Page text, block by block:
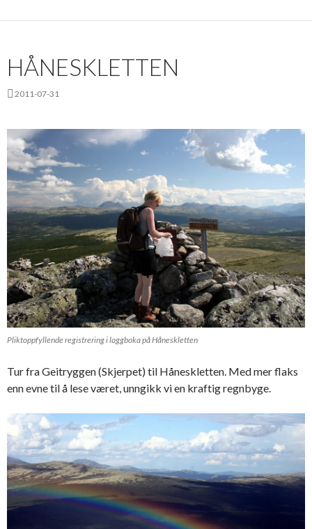
HÅNESKLETTEN
2011-07-31
Pliktoppfyllende registrering i loggboka på Håneskletten
Tur fra Geitryggen (Skjerpet) til Håneskletten. Med mer flaks
enn evne til å lese været, unngikk vi en kraftig regnbyge.